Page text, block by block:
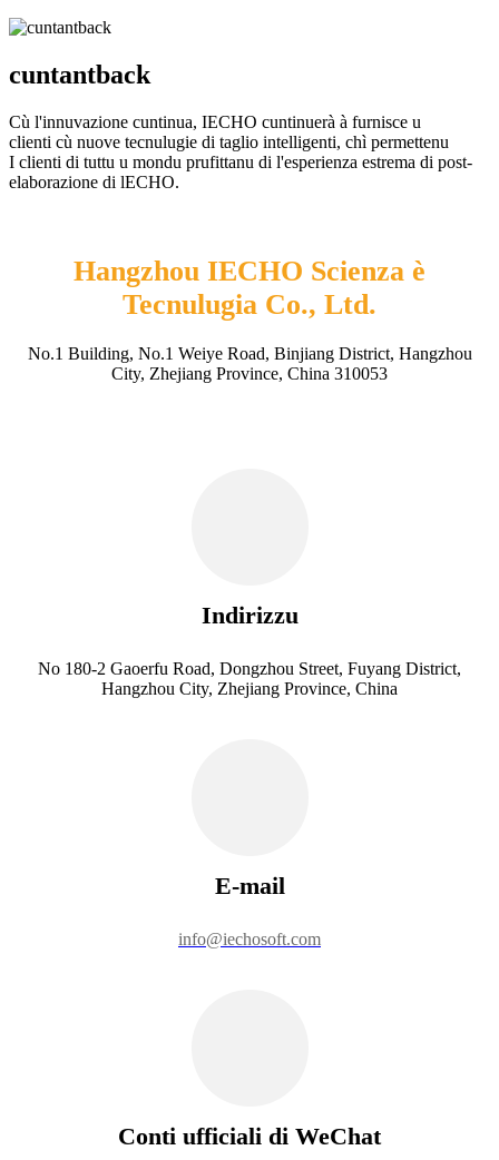
cuntantback
Cù l'innuvazione cuntinua, IECHO cuntinuerà à furnisce u
clienti cù nuove tecnulugie di taglio intelligenti, chì permettenu
I clienti di tuttu u mondu prufittanu di l'esperienza estrema di post-
elaborazione di lECHO.
Hangzhou IECHO Scienza è
Tecnulugia Co., Ltd.
No.1 Building, No.1 Weiye Road, Binjiang District, Hangzhou
City, Zhejiang Province, China 310053
Indirizzu
No 180-2 Gaoerfu Road, Dongzhou Street, Fuyang District,
Hangzhou City, Zhejiang Province, China
E-mail
info@iechosoft.com
Conti ufficiali di WeChat